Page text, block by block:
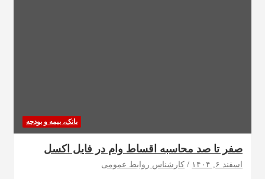
بانک، بیمه و بودجه
صفر تا صد محاسبه اقساط وام در فایل اکسل
اسفند ۶, ۱۴۰۴ کارشناس روابط عمومی